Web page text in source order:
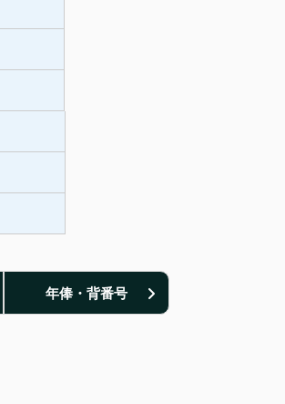
年俸・背番号